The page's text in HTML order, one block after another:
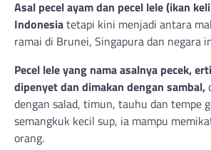
Asal pecel ayam dan pecel lele (ikan
Indonesiatetapi kini menjadi antara
ramai di Brunei, Singapura dan negara
Pecel lele yang nama asalnya pecek,
dipenyet dan dimakan dengan sambal,
dengan salad, timun, tauhu dan tempe
semangkuk kecil sup, ia mampu
orang.